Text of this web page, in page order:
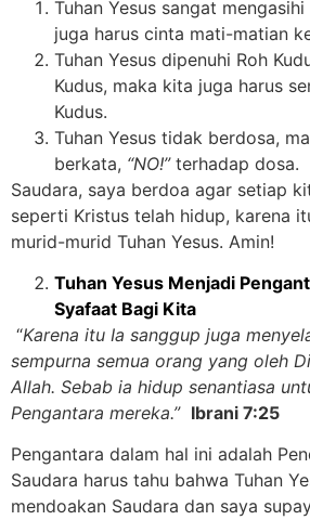
Tuhan Yesus sangat
juga harus cinta mati-matian
Tuhan Yesus dipenuhi Roh
Kudus, maka kita juga harus
Kudus.
Tuhan Yesus tidak berdosa,
berkata, “NO!”terhadap dosa.
Saudara, saya berdoa agar setiap
seperti Kristus telah hidup, karena
murid-murid Tuhan Yesus. Amin!
Tuhan Yesus Menjadi
Syafaat Bagi Kita
“Karena itu Ia sanggup juga
sempurna semua orang yang oleh
Allah. Sebab ia hidup senantiasa
Pengantara mereka.” Ibrani 7:25
Pengantara dalam hal ini adalah
Saudara harus tahu bahwa Tuhan
mendoakan Saudara dan saya